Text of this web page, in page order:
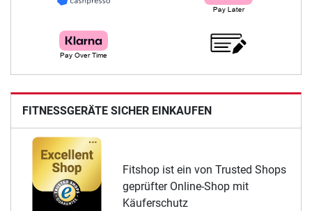
FITNESSGERÄTE SICHER EINKAUFEN
Fitshop ist ein von Trusted Shops
geprüfter Online-Shop mit
Käuferschutz